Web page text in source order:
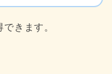
きます。